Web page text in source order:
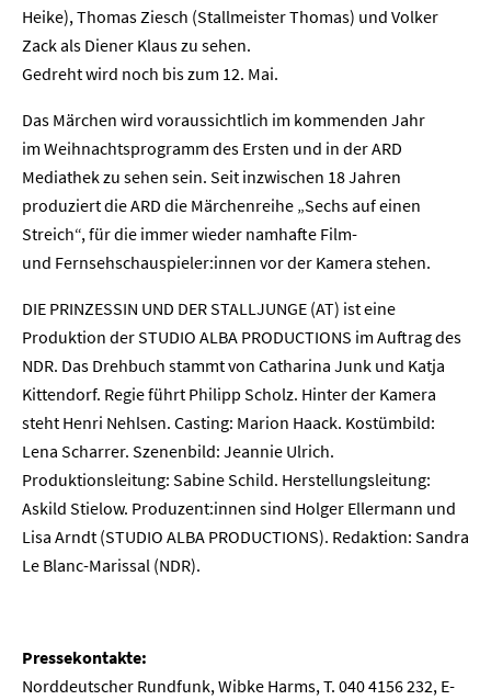
Heike), Thomas Ziesch (Stallmeister Thomas) und Volker
Zack als Diener Klaus zu sehen.
Gedreht wird noch bis zum 12. Mai.
Das Märchen wird voraussichtlich im kommenden Jahr
im Weihnachtsprogramm des Ersten und in der ARD
Mediathek zu sehen sein. Seit inzwischen 18 Jahren
produziert die ARD die Märchenreihe „Sechs auf einen
Streich“, für die immer wieder namhafte Film-
und Fernsehschauspieler:innen vor der Kamera stehen.
DIE PRINZESSIN UND DER STALLJUNGE (AT) ist eine
Produktion der STUDIO ALBA PRODUCTIONS im Auftrag des
NDR. Das Drehbuch stammt von Catharina Junk und Katja
Kittendorf. Regie führt Philipp Scholz. Hinter der Kamera
steht Henri Nehlsen. Casting: Marion Haack. Kostümbild:
Lena Scharrer. Szenenbild: Jeannie Ulrich.
Produktionsleitung: Sabine Schild. Herstellungsleitung:
Askild Stielow. Produzent:innen sind Holger Ellermann und
Lisa Arndt (STUDIO ALBA PRODUCTIONS). Redaktion: Sandra
Le Blanc-Marissal (NDR).
Pressekontakte:
Norddeutscher Rundfunk, Wibke Harms, T. 040 4156 232, E-
Home
Unternehmen
Presse
Kontakt
Newsletter Datenschutz Impressum